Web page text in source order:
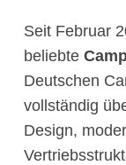
Seit Februar
beliebte
Deutschen
vollständig
Design,